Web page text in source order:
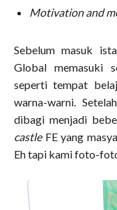
Motivation and
Sebelum masuk
Global memasuki
seperti tempat
warna-warni.
dibagi menjadi
castleFE yang
Eh tapi kami foto-